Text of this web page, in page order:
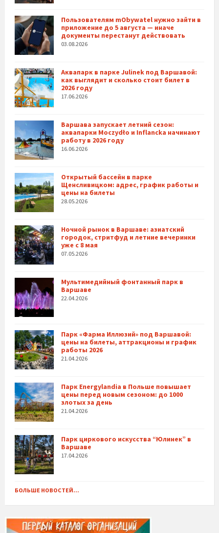
Пользователям mObywatel нужно зайти в
приложение до 5 августа — иначе
документы перестанут действовать
03.08.2026
Аквапарк в парке Julinek под Варшавой:
как выглядит и сколько стоит билет в
2026 году
17.06.2026
Варшава запускает летний сезон:
аквапарки Moczydło и Inflancka начинают
работу в 2026 году
16.06.2026
Открытый бассейн в парке
Щенсливицком: адрес, график работы и
цены на билеты
28.05.2026
Ночной рынок в Варшаве: азиатский
городок, стритфуд и летние вечеринки
уже с 8 мая
07.05.2026
Мультимедийный фонтанный парк в
Варшаве
22.04.2026
Парк «Фарма Иллюзий» под Варшавой:
цены на билеты, аттракционы и график
работы 2026
21.04.2026
Парк Energylandia в Польше повышает
цены перед новым сезоном: до 1000
злотых за день
21.04.2026
Парк циркового искусства “Юлинек” в
Варшаве
17.04.2026
БОЛЬШЕ НОВОСТЕЙ...